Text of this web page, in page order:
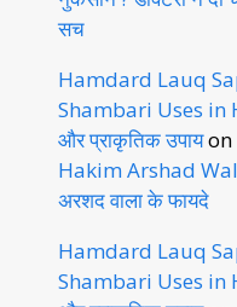
सच
Hamdard Lauq
Shambari Uses in
और प्राकृतिक उपायon
Hakim Arshad
अरशद वाला के फायदे
Hamdard Lauq
Shambari Uses in